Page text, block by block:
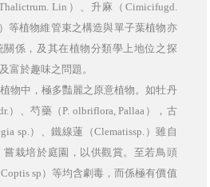
Lin ）、升麻（ Cimicifugd.
）等植物維管束之構造與單子葉植物亦
係，及其在植物分類學上地位之探
富於趣味之問題。
物中，極多豔麗之原意植物。如牡丹
）、芍藥（P. olbriflora, Pallaa ），古
sp.）、鐵線蓮（Clematissp. ）雖自
栽培於庭園，以供觀賞。至若鳥頭
Coptis sp ）等均含劇毒，而係極有價值